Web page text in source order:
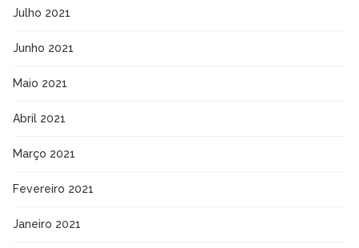
Julho 2021
Junho 2021
Maio 2021
Abril 2021
Março 2021
Fevereiro 2021
Janeiro 2021